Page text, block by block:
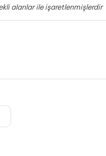
alanlarile işaretlenmişlerdir